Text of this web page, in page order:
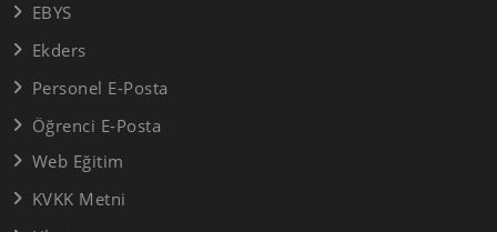
EBYS
Ekders
Personel E-Posta
Öğrenci E-Posta
Web Eğitim
KVKK Metni